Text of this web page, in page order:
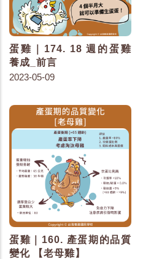
蛋雞｜174. 18 週的蛋雞
養成_前言
2023-05-09
蛋雞｜160. 產蛋期的品質
變化 【老母雞】